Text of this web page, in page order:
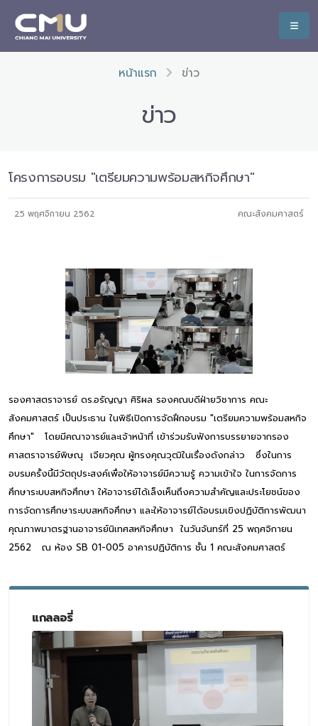
หน้าแรก ข่าว
ข่าว
โครงการอบรม "เตรียมความพร้อมสหกิจศึกษา"
25 พฤศจิกายน 2562 คณะสังคมศาสตร์
รองศาสตราจารย์ ดร.อรัญญา ศิริผล รองคณบดีฝ่ายวิชาการ คณะ
สังคมศาสตร์ เป็นประธาน ในพิธีเปิดการจัดฝึกอบรม "เตรียมความพร้อมสหกิจ
ศึกษา" โดยมีคณาจารย์และเจ้าหน้าที่ เข้าร่วมรับฟังการบรรยายจากรอง
ศาสตราจารย์พิษณุ เจียวคุณ ผู้ทรงคุณวุฒิในเรื่องดังกล่าว ซึ่งในการ
อบรมครั้งนี้มีวัตถุประสงค์เพื่อให้อาจารย์มีความรู้ ความเข้าใจ ในการจัดการ
ศึกษาระบบสหกิจศึกษา ให้อาจารย์ได้เล็งเห็นถึงความสำคัญและประโยชน์ของ
การจัดการศึกษาระบบสหกิจศึกษา และให้อาจารย์ได้อบรมเขิงปฏิบัติการพัฒนา
คุณภาพมาตรฐานอาจารย์นิเทศสหกิจศึกษา ในวันจันทร์ที่ 25 พฤศจิกายน
2562 ณ ห้อง SB 01-005 อาคารปฏิบัติการ ชั้น 1 คณะสังคมศาสตร์
แกลลอรี่